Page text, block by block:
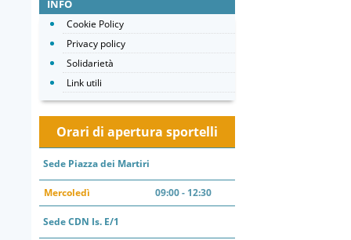
INFO
Cookie Policy
Privacy policy
Solidarietà
Link utili
Orari di apertura sportelli
Sede Piazza dei Martiri
Mercoledì 09:00 - 12:30
Sede CDN Is. E/1